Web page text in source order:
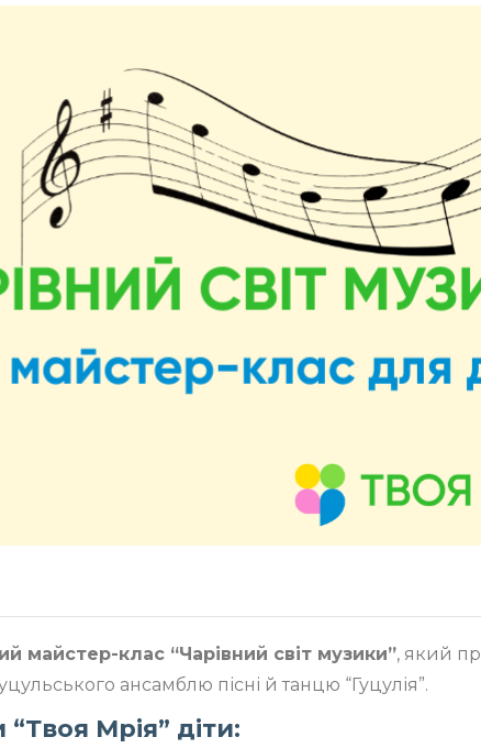
майстер-клас “Чарівний світ музики”, який
ансамблю пісні й танцю “Гуцулія”.
Мрія” діти: